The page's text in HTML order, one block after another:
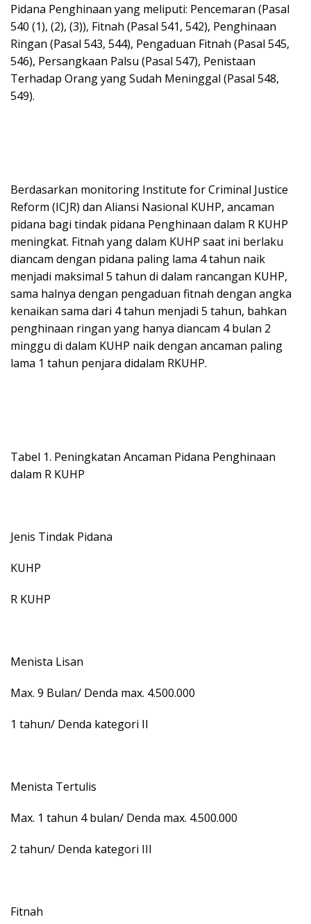
Pidana Penghinaan yang meliputi: Pencemaran (Pasal
540 (1), (2), (3)), Fitnah (Pasal 541, 542), Penghinaan
Ringan (Pasal 543, 544), Pengaduan Fitnah (Pasal 545,
546), Persangkaan Palsu (Pasal 547), Penistaan
Terhadap Orang yang Sudah Meninggal (Pasal 548,
549).
Berdasarkan monitoring Institute for Criminal Justice
Reform (ICJR) dan Aliansi Nasional KUHP, ancaman
pidana bagi tindak pidana Penghinaan dalam R KUHP
meningkat. Fitnah yang dalam KUHP saat ini berlaku
diancam dengan pidana paling lama 4 tahun naik
menjadi maksimal 5 tahun di dalam rancangan KUHP,
sama halnya dengan pengaduan fitnah dengan angka
kenaikan sama dari 4 tahun menjadi 5 tahun, bahkan
penghinaan ringan yang hanya diancam 4 bulan 2
minggu di dalam KUHP naik dengan ancaman paling
lama 1 tahun penjara didalam RKUHP.
Tabel 1. Peningkatan Ancaman Pidana Penghinaan
dalam R KUHP
Jenis Tindak Pidana
KUHP
R KUHP
Menista Lisan
Max. 9 Bulan/ Denda max. 4.500.000
1 tahun/ Denda kategori II
Menista Tertulis
Max. 1 tahun 4 bulan/ Denda max. 4.500.000
2 tahun/ Denda kategori III
Fitnah